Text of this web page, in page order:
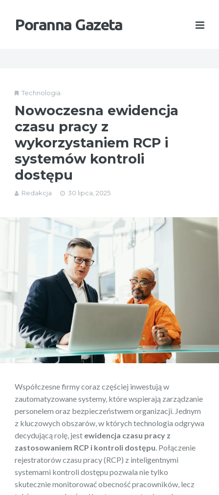
Poranna Gazeta
Technologia
Nowoczesna ewidencja
czasu pracy z
wykorzystaniem RCP i
systemów kontroli
dostępu
Redakcja 30 lipca, 2025
Współczesne firmy coraz częściej inwestują w
zautomatyzowane systemy, które wspierają zarządzanie
personelem oraz bezpieczeństwem organizacji. Jednym
z kluczowych obszarów, w których technologia odgrywa
decydującą rolę, jest ewidencja czasu pracy z
zastosowaniem RCP i kontroli dostępu . Połączenie
rejestratorów czasu pracy (RCP) z inteligentnymi
systemami kontroli dostępu pozwala nie tylko
skutecznie monitorować obecność pracowników, lecz